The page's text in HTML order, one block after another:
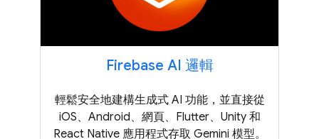
Firebase AI 邏輯
輕鬆安全地建構生成式 AI 功能，並直接從
iOS、Android、網頁、Flutter、Unity 和
React Native 應用程式存取 Gemini 模型。